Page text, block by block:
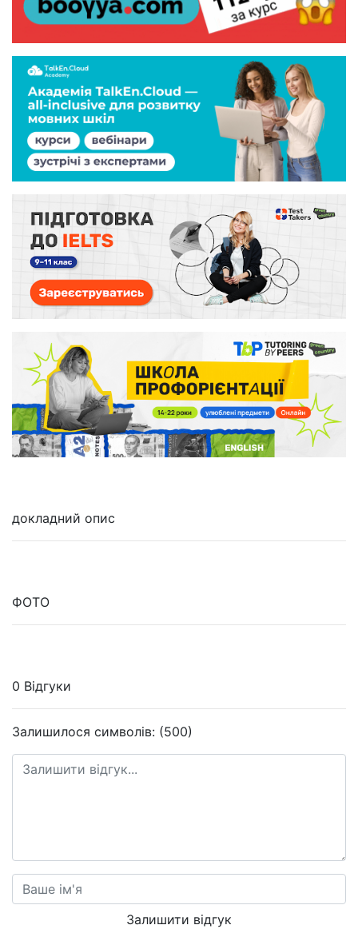
докладний опис
ФОТО
0 Відгуки
Залишилося символів: (500)
Залишити відгук